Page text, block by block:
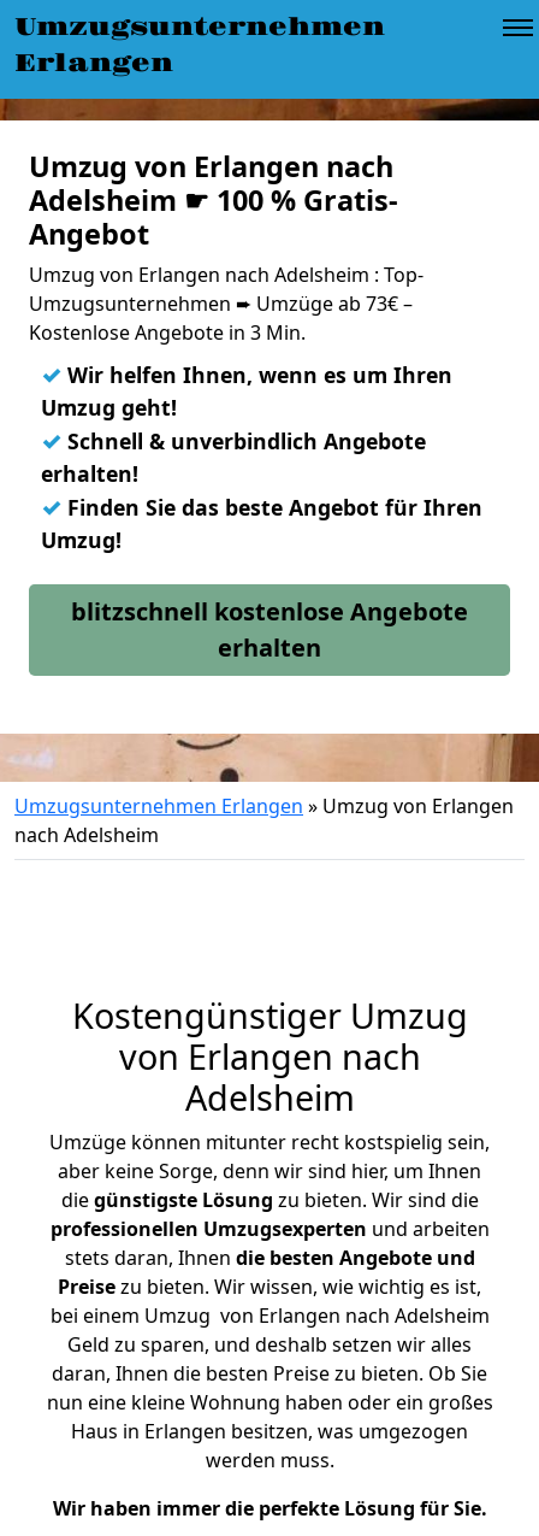
Umzugsunternehmen
Erlangen
Umzug von Erlangen nach
Adelsheim ☛ 100 % Gratis-
Angebot
Umzug von Erlangen nach Adelsheim : Top-
Umzugsunternehmen ➨ Umzüge ab 73€ –
Kostenlose Angebote in 3 Min.
✓ Wir helfen Ihnen, wenn es um Ihren
Umzug geht!
✓ Schnell & unverbindlich Angebote
erhalten!
✓ Finden Sie das beste Angebot für Ihren
Umzug!
blitzschnell kostenlose Angebote
erhalten
Umzugsunternehmen Erlangen » Umzug von Erlangen
nach Adelsheim
Kostengünstiger Umzug
von Erlangen nach
Adelsheim
Umzüge können mitunter recht kostspielig sein,
aber keine Sorge, denn wir sind hier, um Ihnen
diegünstigste Lösung zu bieten. Wir sind die
professionellen Umzugsexperten und arbeiten
stets daran, Ihnen die besten Angebote und
Preisezu bieten. Wir wissen, wie wichtig es ist,
bei einem Umzug von Erlangen nach Adelsheim
Geld zu sparen, und deshalb setzen wir alles
daran, Ihnen die besten Preise zu bieten. Ob Sie
nun eine kleine Wohnung haben oder ein großes
Haus in Erlangen besitzen, was umgezogen
werden muss.
Wir haben immer die perfekte Lösung für Sie.